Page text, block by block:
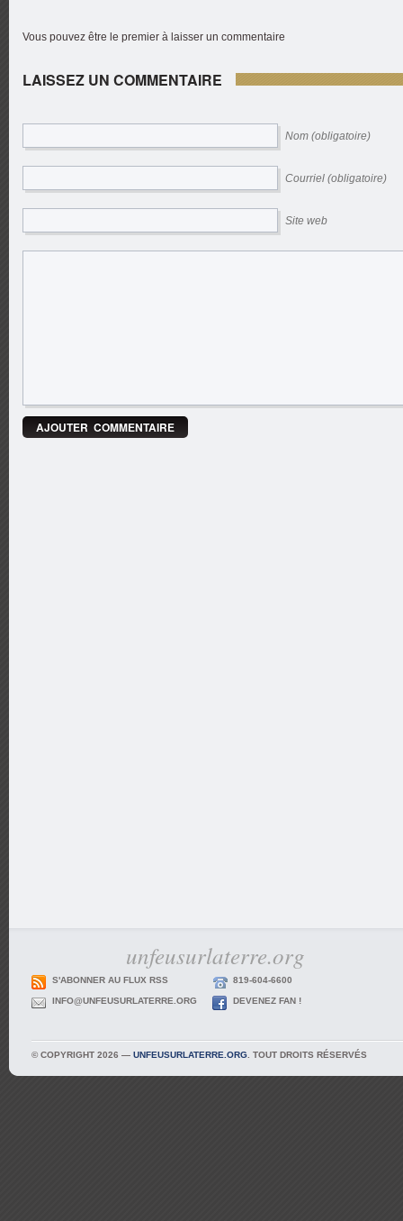
Vous pouvez être le premier à laisser un commentaire
LAISSEZ UN COMMENTAIRE
Nom (obligatoire)
Courriel (obligatoire)
Site web
unfeusurlaterre.org
S'ABONNER AU FLUX RSS 819-604-6600
INFO@UNFEUSURLATERRE.ORG DEVENEZ FAN !
© COPYRIGHT 2026 — UNFEUSURLATERRE.ORG . TOUT DROITS RÉSERVÉS